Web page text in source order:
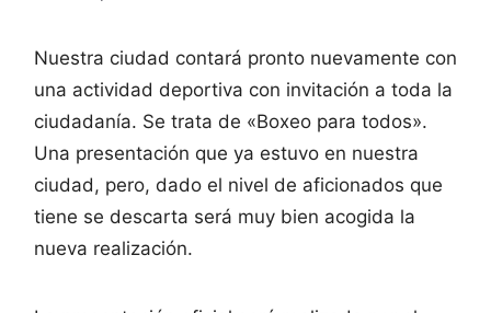
Nuestra ciudad contará pronto nuevamente con
una actividad deportiva con invitación a toda la
ciudadanía. Se trata de «Boxeo para todos».
Una presentación que ya estuvo en nuestra
ciudad, pero, dado el nivel de aficionados que
tiene se descarta será muy bien acogida la
nueva realización.